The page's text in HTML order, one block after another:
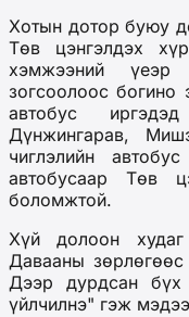
Хотын дотор буюу
Төв цэнгэлдэх
хэмжээний
зогсоолоос богино
автобус
Дүнжингарав,
чиглэлийн
автобусаар Төв
боломжтой.
Хүй долоон
Давааны зөрлөгөөс
Дээр дурдсан бүх
үйлчилнэ" гэж